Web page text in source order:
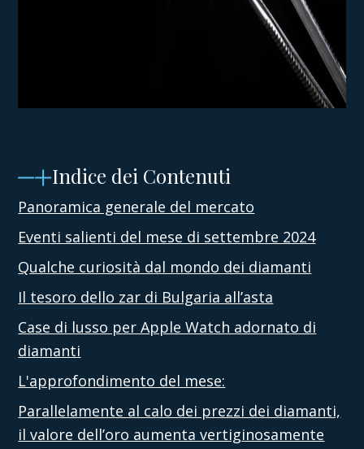
Indice dei Contenuti
Panoramica generale del mercato
Eventi salienti del mese di settembre 2024
Qualche curiosità dal mondo dei diamanti
Il tesoro dello zar di Bulgaria all’asta
Case di lusso per Apple Watch adornato di
diamanti
L'approfondimento del mese:
Parallelamente al calo dei prezzi dei diamanti,
il valore dell’oro aumenta vertiginosamente